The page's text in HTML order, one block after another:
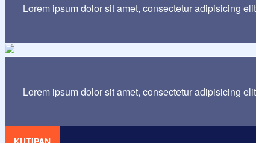
Lorem ipsum dolor sit amet, consectetur adipisicing
Lorem ipsum dolor sit amet, consectetur adipisicing